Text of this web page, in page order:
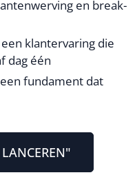
en break-
een klantervaring die
dag één
een fundament dat